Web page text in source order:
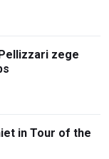
zege
in Tour of the